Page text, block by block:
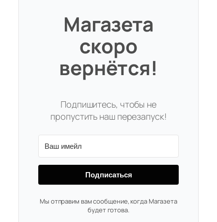
Магазета
скоро
вернётся!
Подпишитесь, чтобы не
пропустить наш перезапуск!
Подписаться
Мы отправим вам сообщение, когда Магазета
будет готова.